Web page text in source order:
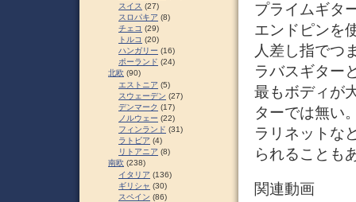
プライムギタ
エンドピンを
人差し指でつ
ラバスギター
最もボディが
ターでは無い
ラリネットな
られることも
関連動画
スイス (27)
スロパキア (8)
チェコ (29)
トルコ (20)
ハンガリー (16)
ポーランド (24)
北欧 (90)
エストニア (5)
スウェーデン (27)
デンマーク (17)
ノルウェー (22)
フィンランド (31)
ラトビア (4)
リトアニア (8)
南欧 (238)
イタリア (136)
ギリシャ (30)
スペイン (86)